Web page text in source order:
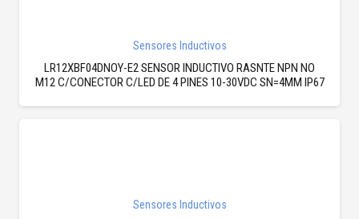
Sensores Inductivos
LR12XBF04DNOY-E2 SENSOR INDUCTIVO RASNTE NPN NO
M12 C/CONECTOR C/LED DE 4 PINES 10-30VDC SN=4MM IP67
Sensores Inductivos